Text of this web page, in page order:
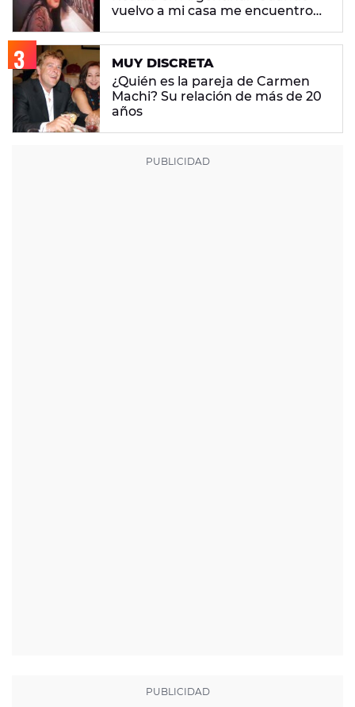
vuelvo a mi casa me encuentro
MUY DISCRETA
¿Quién es la pareja de Carmen
Machi? Su relación de más de 20
años